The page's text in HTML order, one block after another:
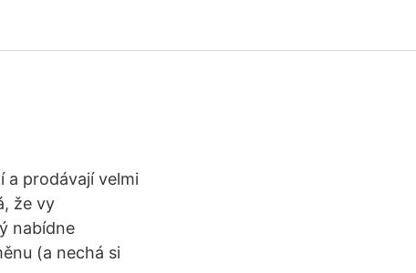
prodávají velmi
že vy
nabídne
(a nechá si